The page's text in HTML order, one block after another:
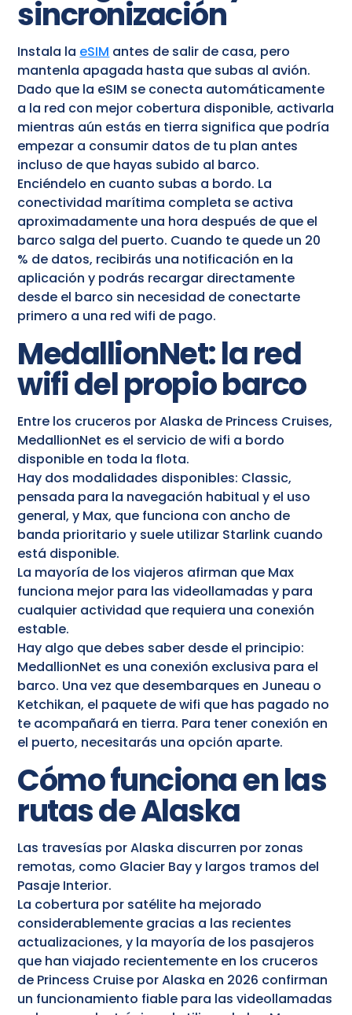
sincronización
Instala la eSIM antes de salir de casa, pero
mantenla apagada hasta que subas al avión.
Dado que la eSIM se conecta automáticamente
a la red con mejor cobertura disponible, activarla
mientras aún estás en tierra significa que podría
empezar a consumir datos de tu plan antes
incluso de que hayas subido al barco.
Enciéndelo en cuanto subas a bordo. La
conectividad marítima completa se activa
aproximadamente una hora después de que el
barco salga del puerto. Cuando te quede un 20
% de datos, recibirás una notificación en la
aplicación y podrás recargar directamente
desde el barco sin necesidad de conectarte
primero a una red wifi de pago.
MedallionNet: la red
wifi del propio barco
Entre los cruceros por Alaska de Princess Cruises,
MedallionNet es el servicio de wifi a bordo
disponible en toda la flota.
Hay dos modalidades disponibles: Classic,
pensada para la navegación habitual y el uso
general, y Max, que funciona con ancho de
banda prioritario y suele utilizar Starlink cuando
está disponible.
La mayoría de los viajeros afirman que Max
funciona mejor para las videollamadas y para
cualquier actividad que requiera una conexión
estable.
Hay algo que debes saber desde el principio:
MedallionNet es una conexión exclusiva para el
barco. Una vez que desembarques en Juneau o
Ketchikan, el paquete de wifi que has pagado no
te acompañará en tierra. Para tener conexión en
el puerto, necesitarás una opción aparte.
Cómo funciona en las
rutas de Alaska
Las travesías por Alaska discurren por zonas
remotas, como Glacier Bay y largos tramos del
Pasaje Interior.
La cobertura por satélite ha mejorado
considerablemente gracias a las recientes
actualizaciones, y la mayoría de los pasajeros
que han viajado recientemente en los cruceros
de Princess Cruise por Alaska en 2026 confirman
un funcionamiento fiable para las videollamadas